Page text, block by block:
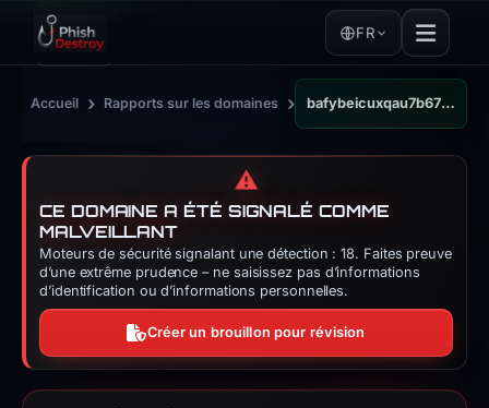
FR
Accueil › Rapports sur les domaines › bafybeicuxqau7b67tj32zjppm5nmsa7oad2kttn6xzmks2dx3bmezbl5ky.ipfs.dweb.link
⚠️
CE DOMAINE A ÉTÉ SIGNALÉ COMME
MALVEILLANT
Moteurs de sécurité signalant une détection : 18. Faites preuve
d’une extrême prudence – ne saisissez pas d’informations
d’identification ou d’informations personnelles.
Créer un brouillon pour révision